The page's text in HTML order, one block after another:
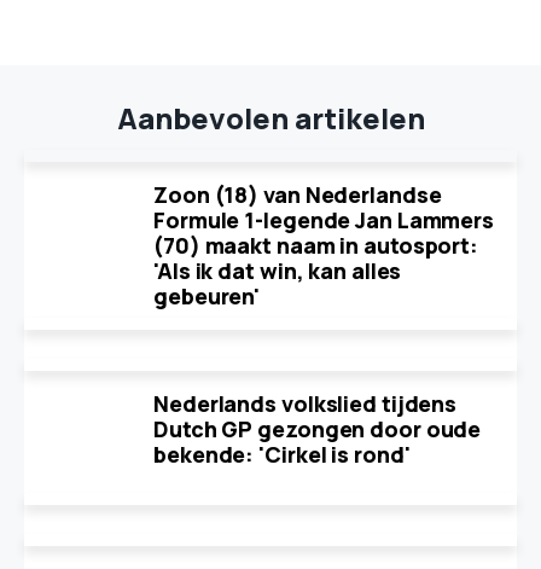
Aanbevolen artikelen
Zoon (18) van Nederlandse
Formule 1-legende Jan Lammers
(70) maakt naam in autosport:
'Als ik dat win, kan alles
gebeuren'
Nederlands volkslied tijdens
Dutch GP gezongen door oude
bekende: 'Cirkel is rond'